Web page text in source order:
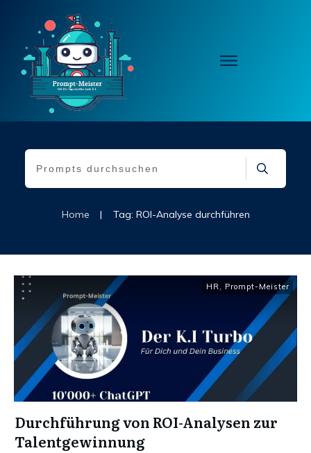
Home | Tag: ROI-Analyse durchführen
HR, Prompt-Meister
Durchführung von ROI-Analysen zur
Talentgewinnung